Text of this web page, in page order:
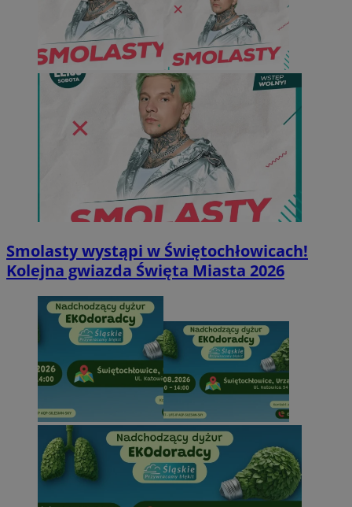
Smolasty wystąpi w Świętochłowicach!
Kolejna gwiazda Święta Miasta 2026